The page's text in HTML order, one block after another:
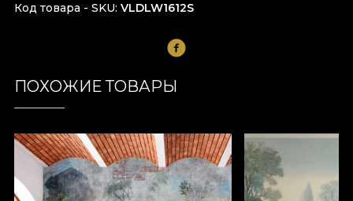
Код товара - SKU VLDLW1612S
ПОХОЖИЕ ТОВАРЫ